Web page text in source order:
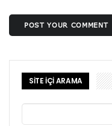
POST YOUR COMMENT
SİTE İÇİ ARAMA